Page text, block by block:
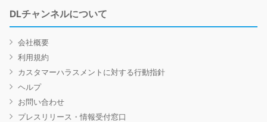
DLチャンネルについて
会社概要
利用規約
カスタマーハラスメントに対する行動指針
ヘルプ
お問い合わせ
プレスリリース・情報受付窓口